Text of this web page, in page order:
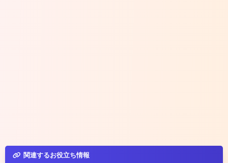
関連するお役立ち情報